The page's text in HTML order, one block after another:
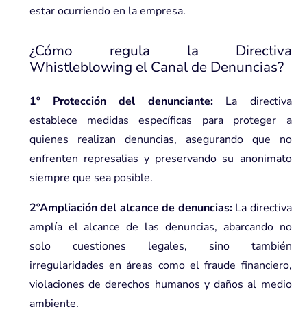
estar ocurriendo en la empresa.
¿Cómo regula la Directiva
Whistleblowing el Canal de Denuncias?
1º Protección del denunciante:La directiva
establece medidas específicas para proteger a
quienes realizan denuncias, asegurando que no
enfrenten represalias y preservando su anonimato
siempre que sea posible.
2ºAmpliación del alcance de denuncias:La directiva
amplía el alcance de las denuncias, abarcando no
solo cuestiones legales, sino también
irregularidades en áreas como el fraude financiero,
violaciones de derechos humanos y daños al medio
ambiente.